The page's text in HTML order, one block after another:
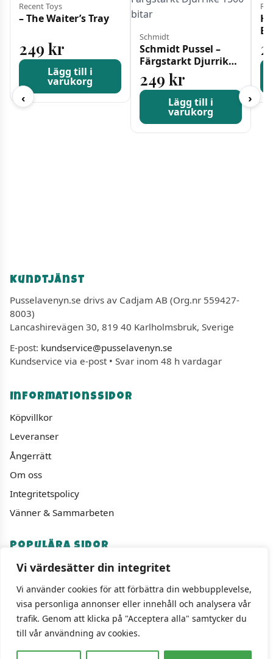
Vi värdesätter din integritet
Vi använder cookies för att förbättra din webbupplevelse,
visa personliga annonser eller innehåll och analysera vår
trafik. Genom att klicka på "Acceptera alla" samtycker du
till vår användning av cookies.
‹
Recent Toys
– The Waiter’s Tray
249 kr
Lägg till i
varukorg
Schmidt
Schmidt Pussel –
Färgstarkt Djurrike
1500 bitar
249 kr
Lägg till i
varukorg
›
Kundtjänst
Pusselavenyn.se drivs av Cadjam AB (Org.nr 559427-
8003)
Lancashirevägen 30, 819 40 Karlholmsbruk, Sverige
E-post: kundservice@pusselavenyn.se
Kundservice via e-post • Svar inom 48 h vardagar
Informationssidor
Köpvillkor
Leveranser
Ångerrätt
Om oss
Integritetspolicy
Vänner & Sammarbeten
Populära sidor
Varumärken
Fyndhörnan
1000 bitars pussel
Sällskapspel